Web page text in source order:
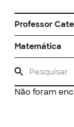
Professor
Matemática
Não foram